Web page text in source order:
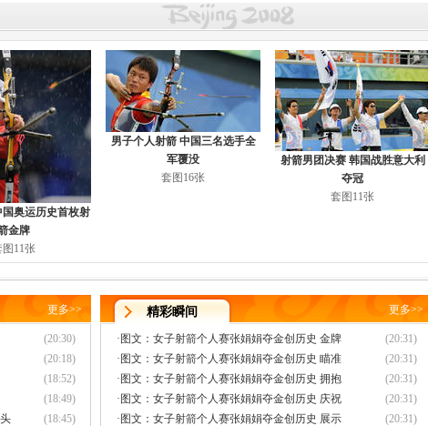
奥运历史首枚射
金牌
图11张
男子个人射箭 中国三名选手全
军覆没
套图16张
射箭男团决赛 韩国战胜意大利
夺冠
套图11张
更多>>
(20:30)
(20:18)
(18:52)
(18:49)
(18:45)
精彩瞬间 更多>>
(20:31)
· 图文：女子射箭个人赛张娟娟夺金创历史 金牌
(20:31)
· 图文：女子射箭个人赛张娟娟夺金创历史 瞄准
(20:31)
· 图文：女子射箭个人赛张娟娟夺金创历史 拥抱
(20:31)
· 图文：女子射箭个人赛张娟娟夺金创历史 庆祝
(20:31)
· 图文：女子射箭个人赛张娟娟夺金创历史 展示